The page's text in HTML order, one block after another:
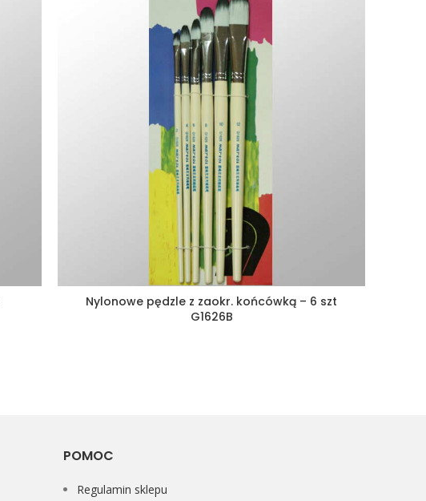
Nylonowe pędzle z zaokr. końcówką – 6 szt
G1626B
POMOC
Regulamin sklepu